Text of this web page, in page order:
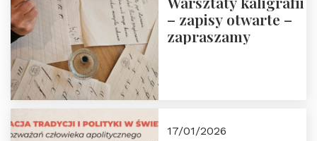
– zapisy otwarte –
zapraszamy
17/01/2026